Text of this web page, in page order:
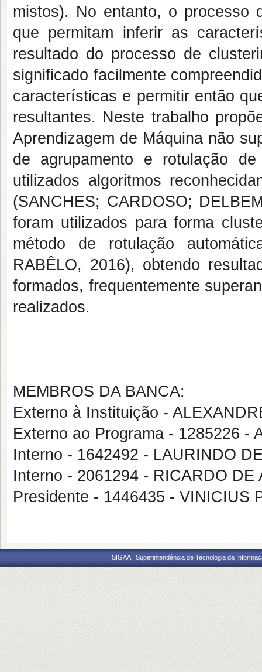
mistos). No entanto, o processo
que permitam inferir as
resultado do processo de
significado facilmente
características e permitir então
resultantes. Neste trabalho
Aprendizagem de Máquina não
de agrupamento e rotulação
utilizados algoritmos
(SANCHES; CARDOSO;
foram utilizados para forma
método de rotulação
RABÊLO, 2016), obtendo
formados, frequentemente
realizados.
MEMBROS DA BANCA:
Externo à Instituição -
Externo ao Programa - 1285226 -
Interno - 1642492 - LAURINDO
Interno - 2061294 - RICARDO DE
Presidente - 1446435 - VINICIUS
SIGAA | Superintendência de Tecnologia da